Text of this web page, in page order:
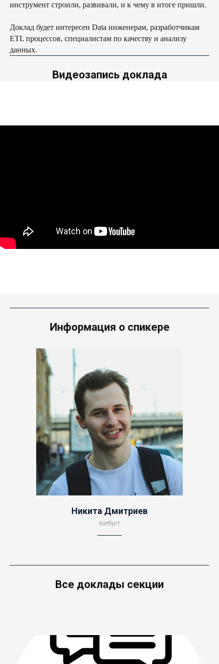
инструмент строили, развивали, и к чему в итоге пришли.
Доклад будет интересен Data инженерам, разработчикам
ETL процессов, специалистам по качеству и анализу
данных.
Видеозапись доклада
Информация о спикере
Никита Дмитриев
Катбуст
Все доклады секции